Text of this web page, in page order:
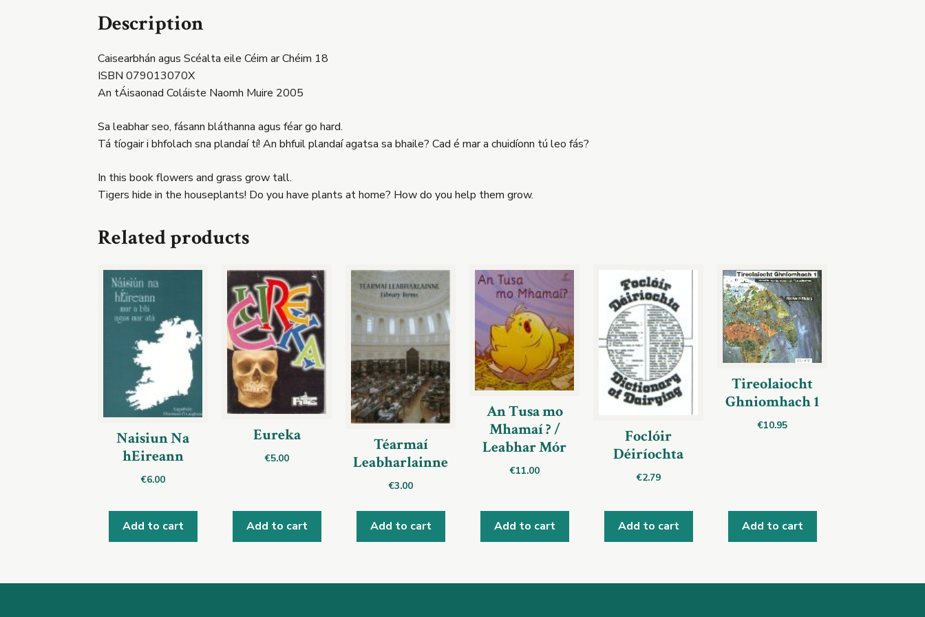
Description
Caisearbhán agus Scéalta eile Céim ar Chéim 18
ISBN 079013070X
An tÁisaonad Coláiste Naomh Muire 2005
Sa leabhar seo, fásann bláthanna agus féar go hard.
Tá tíogair i bhfolach sna plandaí tí! An bhfuil plandaí agatsa sa bhaile? Cad é mar a chuidíonn tú leo fás?
In this book flowers and grass grow tall.
Tigers hide in the houseplants! Do you have plants at home? How do you help them grow.
Related products
Naisiun Na
hEireann
€6.00
Add to cart
Eureka
€5.00
Add to cart
Téarmaí
Leabharlainne
€3.00
Add to cart
An Tusa mo
Mhamaí ? /
Leabhar Mór
€11.00
Add to cart
Foclóir
Déiríochta
€2.79
Add to cart
Tireolaiocht
Ghniomhach 1
€10.95
Add to cart